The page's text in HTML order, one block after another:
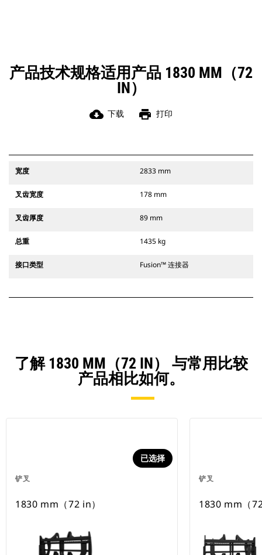
产品技术规格适用产品 1830 MM（72
IN）
cloud_download 下载 print 打印
宽度 2833 mm
叉齿宽度 178 mm
叉齿厚度 89 mm
总重 1435 kg
接口类型 Fusion™ 连接器
了解 1830 MM（72 IN） 与常用比较
产品相比如何。
铲叉
已选择
1830 mm（72 in）
铲叉
1830 mm（